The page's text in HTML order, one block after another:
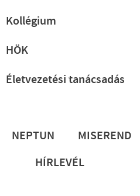
Kollégium
HÖK
Életvezetési tanácsadás
Lábléc
NEPTUN MISEREND
HÍRLEVÉL